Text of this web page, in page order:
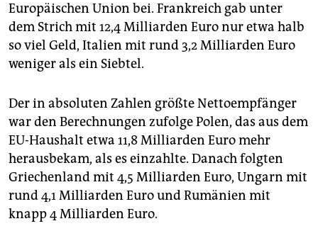
genossenschaft
epaper login
Europäischen Union bei. Frankreich gab unter
dem Strich mit 12,4 Milliarden Euro nur etwa halb
so viel Geld, Italien mit rund 3,2 Milliarden Euro
weniger als ein Siebtel.
Der in absoluten Zahlen größte Nettoempfänger
war den Berechnungen zufolge Polen, das aus dem
EU-Haushalt etwa 11,8 Milliarden Euro mehr
herausbekam, als es einzahlte. Danach folgten
Griechenland mit 4,5 Milliarden Euro, Ungarn mit
rund 4,1 Milliarden Euro und Rumänien mit
knapp 4 Milliarden Euro.